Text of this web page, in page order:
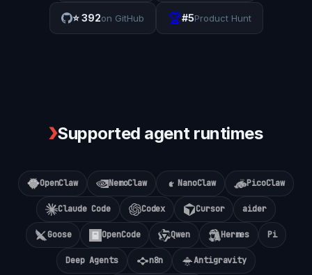
⭐392on GitHub 🏆#5Product Hunt
❯Supported agent runtimes
OpenClaw NemoClaw NanoClaw PicoClaw
Claude Code Codex Cursor aider
Goose OpenCode Qwen Hermes Pi
Deep Agents n8n Antigravity